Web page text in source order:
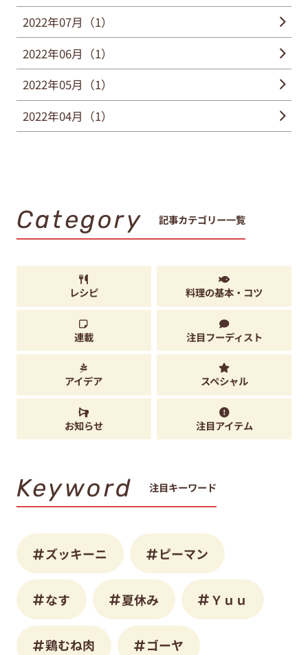
2022年07月（1）
2022年06月（1）
2022年05月（1）
2022年04月（1）
Category 記事カテゴリー一覧
レシピ 料理の基本・コツ
連載 注目フーディスト
アイデア スペシャル
お知らせ 注目アイテム
Keyword 注目キーワード
ズッキーニ ピーマン
なす 夏休み Ｙｕｕ
鶏むね肉 ゴーヤ